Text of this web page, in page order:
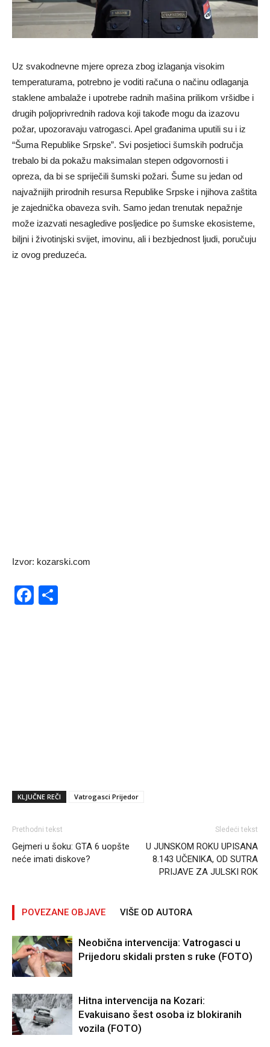
Uz svakodnevne mjere opreza zbog izlaganja visokim
temperaturama, potrebno je voditi računa o načinu odlaganja
staklene ambalaže i upotrebe radnih mašina prilikom vršidbe i
drugih poljoprivrednih radova koji takođe mogu da izazovu
požar, upozoravaju vatrogasci. Apel građanima uputili su i iz
“Šuma Republike Srpske”. Svi posjetioci šumskih područja
trebalo bi da pokažu maksimalan stepen odgovornosti i
opreza, da bi se spriječili šumski požari. Šume su jedan od
najvažnijih prirodnih resursa Republike Srpske i njihova zaštita
je zajednička obaveza svih. Samo jedan trenutak nepažnje
može izazvati nesagledive posljedice po šumske ekosisteme,
biljni i životinjski svijet, imovinu, ali i bezbjednost ljudi, poručuju
iz ovog preduzeća.
Izvor: kozarski.com
Facebook
KLJUČNE REČI Vatrogasci Prijedor
Prethodni tekst
Gejmeri u šoku: GTA 6 uopšte
neće imati diskove?
Sledeći tekst
U JUNSKOM ROKU UPISANA
8.143 UČENIKA, OD SUTRA
PRIJAVE ZA JULSKI ROK
POVEZANE OBJAVE VIŠE OD AUTORA
Neobična intervencija: Vatrogasci u
Prijedoru skidali prsten s ruke (FOTO)
Hitna intervencija na Kozari:
Evakuisano šest osoba iz blokiranih
vozila (FOTO)